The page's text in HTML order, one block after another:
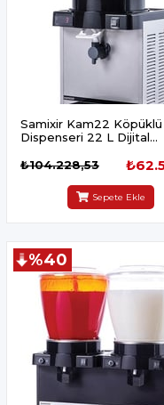
Samixir Kam22 Köpüklü
Dispenseri 22 L Dijital
₺104.228,53
Sepete Ekle
%40